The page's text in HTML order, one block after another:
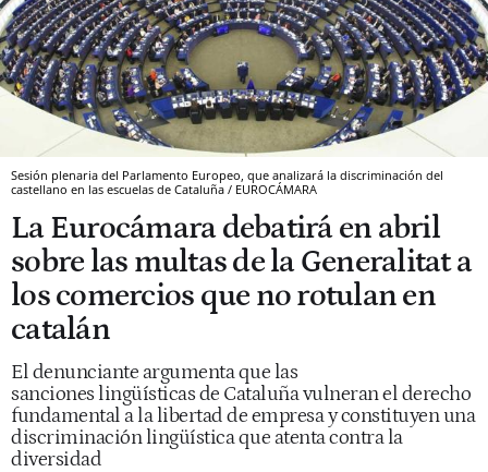
Sesión plenaria del Parlamento Europeo, que analizará la discriminación del
castellano en las escuelas de Cataluña / EUROCÁMARA
La Eurocámara debatirá en abril
sobre las multas de la Generalitat a
los comercios que no rotulan en
catalán
El denunciante argumenta que las
sanciones lingüísticas de Cataluña vulneran el derecho
fundamental a la libertad de empresa y constituyen una
discriminación lingüística que atenta contra la
diversidad